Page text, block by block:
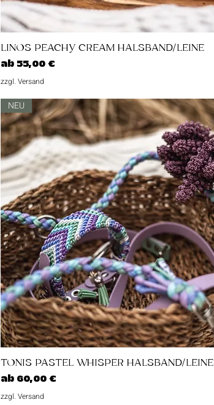
Schnellansicht
LINOS PEACHY CREAM HALSBAND/LEINE
ab 55,00 €
Sale-Preis
zzgl. Versand
Schnellansicht
NEU
TONIS PASTEL WHISPER HALSBAND/LEINE
ab 60,00 €
Sale-Preis
zzgl. Versand